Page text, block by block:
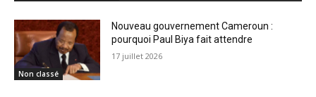
Non classé
Nouveau gouvernement Cameroun :
pourquoi Paul Biya fait attendre
17 juillet 2026